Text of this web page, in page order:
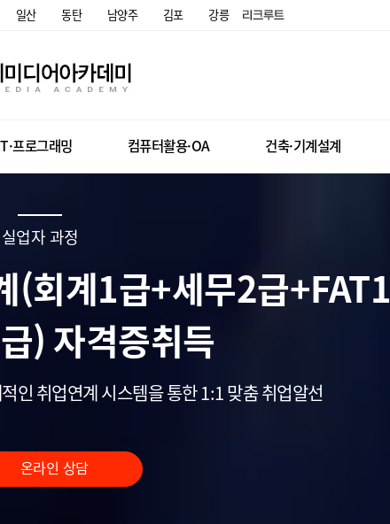
일산 동탄 남양주 김포 강릉
프로그래밍 컴퓨터활용·OA 건축·기계설계
실업자 과정
(회계1급+세무2급+FAT1
) 자격증취득
인 취업연계 시스템을 통한 1:1 맞춤 취업알선
온라인 상담